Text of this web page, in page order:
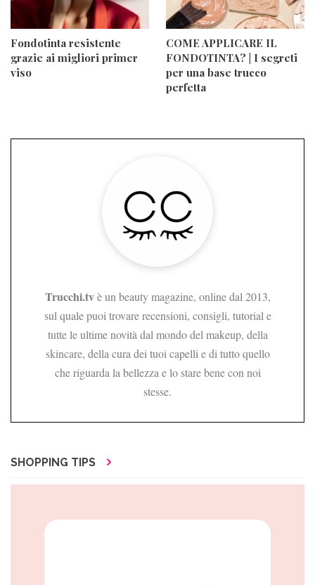
Fondotinta resistente
grazie ai migliori primer
viso
COME APPLICARE IL
FONDOTINTA? | I segreti
per una base trucco
perfetta
Trucchi.tvè un beauty magazine, online dal 2013,
sul quale puoi trovare recensioni, consigli, tutorial e
tutte le ultime novità dal mondo del makeup, della
skincare, della cura dei tuoi capelli e di tutto quello
che riguarda la bellezza e lo stare bene con noi
stesse.
SHOPPING TIPS